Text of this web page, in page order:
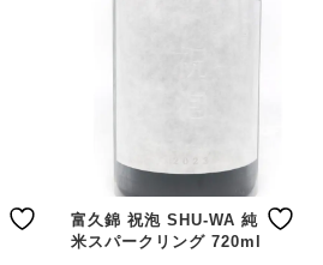
富久錦 祝泡 SHU-WA 純
米スパークリング 720ml